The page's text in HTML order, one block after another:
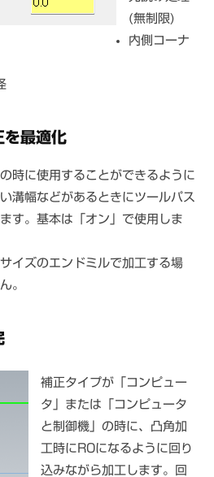
(無制限)
内側コーナ
を最適化
時に使用することができるように
溝幅などがあるときにツールパス
す。基本は「オン」で使用しま
イズのエンドミルで加工する場
。
補正タイプが「コンピュー
タ」または「コンピュータ
と制御機」の時に、凸角加
工時にR0になるように回り
込みながら加工します。回